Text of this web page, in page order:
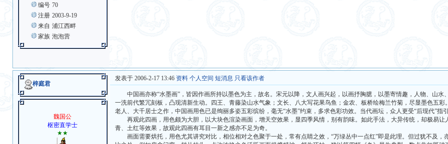
编号 70
注册 2003-9-19
来自 浦江西畔
家族 泡泡营
梓庭君
魏国公
枢密直学士
★★
发表于 2006-2-17 13:46 资料 个人空间 短消息 只看该作者
中国画亦称“水墨画”，皆因作画所持以墨色为主，故名。宋元以降，文人画兴起，以画抒胸臆，以墨寄情趣，人物、山水
一洗前代繁冗刻板，凸现清新生动。四王、青藤染山水气象；文长、八大写花果鸟鱼；金农、板桥绘梅兰竹菊，尽显墨色五
老人、大千居士之作，中国画用色已是绚丽多姿五彩缤纷，毫无“水墨”约束，多求色彩功效。当代画坛，众人更受“后现代”指
再观此四画，用色颇为大胆，以大块色渲染画面，增天空效果，显四季风情，别有韵味。如此手法，大异传统，却极易让
青、土红等效果，故观此四画有耳目一新之感亦不足为奇。
画面需要烘托，用色尤其讲究对比，相位相对之色聚于一处，常有点睛之效，“万绿丛中一点红”即是此理。但过犹不及，